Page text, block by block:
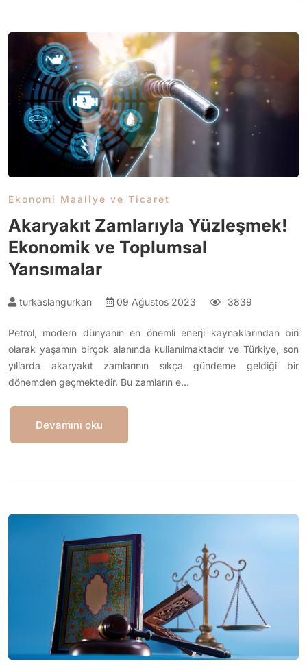
Ekonomi Maaliye ve Ticaret
Akaryakıt Zamlarıyla Yüzleşmek!
Ekonomik ve Toplumsal
Yansımalar
turkaslangurkan 09 Ağustos 2023 3839
Petrol, modern dünyanın en önemli enerji kaynaklarından biri
olarak yaşamın birçok alanında kullanılmaktadır ve Türkiye, son
yıllarda akaryakıt zamlarının sıkça gündeme geldiği bir
dönemden geçmektedir. Bu zamların e…
Devamını oku